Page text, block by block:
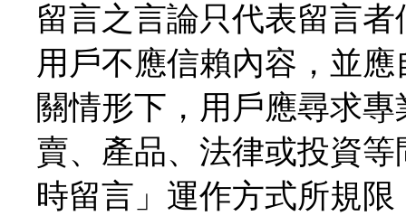
留言之言論只代表留言
用戶不應信賴內容，並
關情形下，用戶應尋求
賣、產品、法律或投資
時留言」運作方式所規